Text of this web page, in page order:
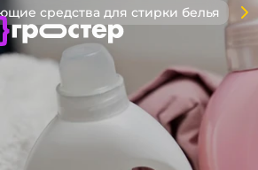
средства для стирки белья